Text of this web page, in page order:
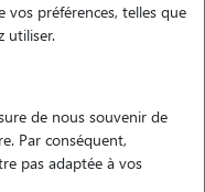
dessus tout les chats, je
vos préférences, telles que
utiliser.
de nous souvenir de
Par conséquent,
pas adaptée à vos